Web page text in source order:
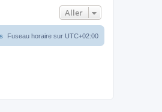
Aller
Fuseau horaire sur UTC+02:00